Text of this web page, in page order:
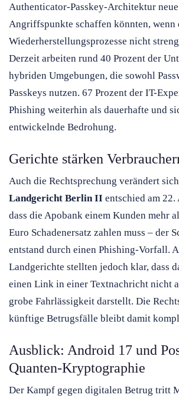
Authenticator-Passkey-Architektur neue
Angriffspunkte schaffen könnten, wenn
Wiederherstellungsprozesse nicht
Derzeit arbeiten rund 40 Prozent der
hybriden Umgebungen, die sowohl
Passkeys nutzen. 67 Prozent der IT-
Phishing weiterhin als dauerhafte und
entwickelnde Bedrohung.
Gerichte stärken
Auch die Rechtsprechung verändert
Landgericht Berlin II entschied am
dass die Apobank einem Kunden mehr
Euro Schadenersatz zahlen muss – der
entstand durch einen Phishing-Vorfall.
Landgerichte stellten jedoch klar, dass
einen Link in einer Textnachricht nicht
grobe Fahrlässigkeit darstellt. Die
künftige Betrugsfälle bleibt damit
Ausblick: Android 17 und
Quanten-Kryptographie
Der Kampf gegen digitalen Betrug tritt